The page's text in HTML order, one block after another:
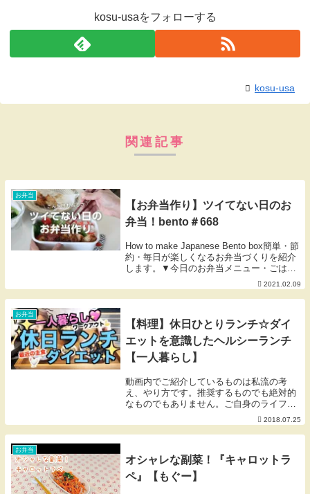
kosu-usaをフォローする
kosu-usa
関連記事
お弁当
【お弁当作り】ツイてない日のお
弁当！bento＃668
How to make Japanese Bento box簡単・節
約・毎日が楽しくなるお弁当づくりを紹介
します。▼今日のお弁当メニュー・ごは
ん・塩麹からあげ・ベーコンミニオムレ
ツ・ブロッコリー、ミニトマト【使用して
いる調味料】和風だし→茅...
2021.02.09
お弁当
【料理】休日ひとりランチ☆ダイ
エットを意識したヘルシーランチ
【一人暮らし】
動画内でご紹介しているものは私流の考
え、やり方です。推奨するものでも絶対的
なものでもありません。ご自身のライフス
タイルにあった方法を見つける為の参考程
度にとどめていただければと思います。*
食品・衛生管理も個人の見解によるもので
2018.07.25
お弁当
オシャレな副菜！『キャロットラ
ペ』【もぐー】